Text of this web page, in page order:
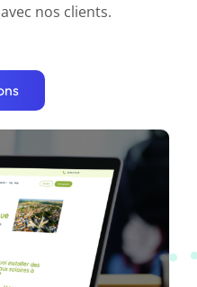
nos clients.
digitale